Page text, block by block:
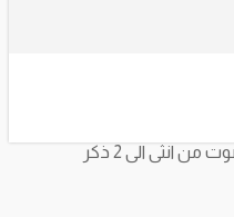
انثى الى 2 ذكر